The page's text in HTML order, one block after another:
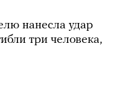
нанесла удар
три человека,